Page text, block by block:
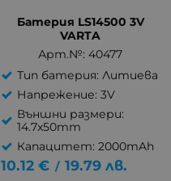
Батерия LS14500 3V
VARTA
Арт.№: 40477
Тип батерия: Литиева
Напрежение: 3V
Външни размери:
14.7x50mm
Капацитет: 2000mAh
10.12 € / 19.79 лв.